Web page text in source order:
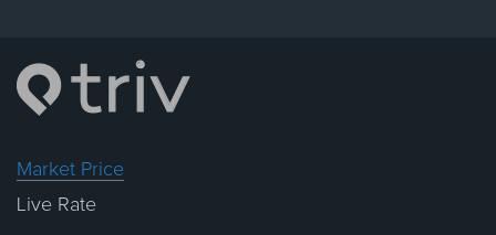
Market Price
Live Rate